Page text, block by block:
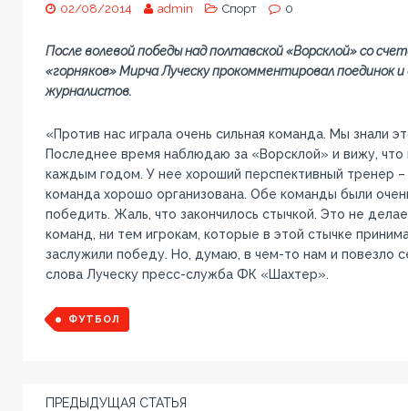
02/08/2014 admin Спорт 0
После волевой победы над полтавской «Ворсклой» со
«горняков» Мирча Луческу прокомментировал поединок
журналистов.
«Против нас играла очень сильная команда. Мы знали
Последнее время наблюдаю за «Ворсклой» и вижу, что
каждым годом. У нее хороший перспективный тренер –
команда хорошо организована. Обе команды были
победить. Жаль, что закончилось стычкой. Это не
команд, ни тем игрокам, которые в этой стычке
заслужили победу. Но, думаю, в чем-то нам и повезло
слова Луческу пресс-служба ФК «Шахтер».
ФУТБОЛ
ПРЕДЫДУЩАЯ СТАТЬЯ